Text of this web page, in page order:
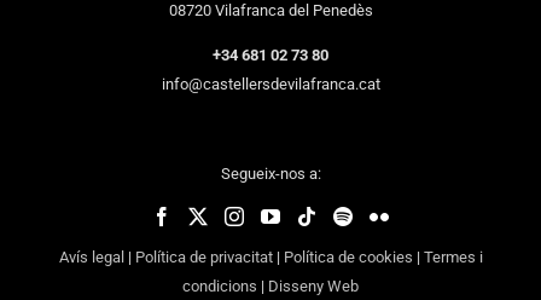
08720 Vilafranca del Penedès
+34 681 02 73 80
info@castellersdevilafranca.cat
Segueix-nos a:
Avís legal | Política de privacitat| Política de cookies | Termes i
condicions | Disseny Web